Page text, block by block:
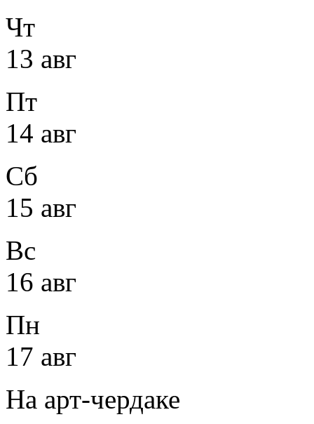
Чт
13 авг
Пт
14 авг
Сб
15 авг
Вс
16 авг
Пн
17 авг
На арт-чердаке